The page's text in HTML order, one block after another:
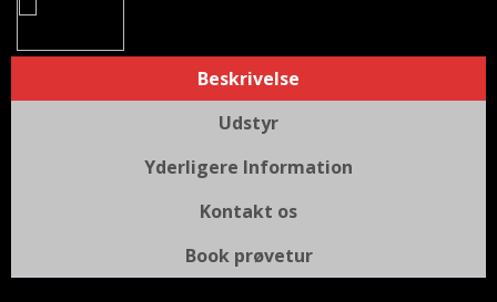
Beskrivelse
Udstyr
Yderligere Information
Kontakt os
Book prøvetur